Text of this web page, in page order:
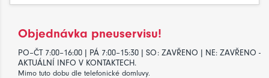
Objednávka pneuservisu!
PO–ČT 7:00–16:00 | PÁ 7:00–15:30 | SO: ZAVŘENO | NE: ZAVŘENO -
AKTUÁLNÍ INFO V KONTAKTECH.
Mimo tuto dobu dle telefonické domluvy.